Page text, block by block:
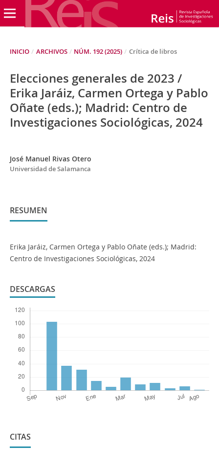
INICIO / ARCHIVOS / NÚM. 192 (2025) / Crítica de libros
Elecciones generales de 2023 /
Erika Jaráiz, Carmen Ortega y Pablo
Oñate (eds.); Madrid: Centro de
Investigaciones Sociológicas, 2024
José Manuel Rivas Otero
Universidad de Salamanca
RESUMEN
Erika Jaráiz, Carmen Ortega y Pablo Oñate (eds.); Madrid:
Centro de Investigaciones Sociológicas, 2024
DESCARGAS
CITAS